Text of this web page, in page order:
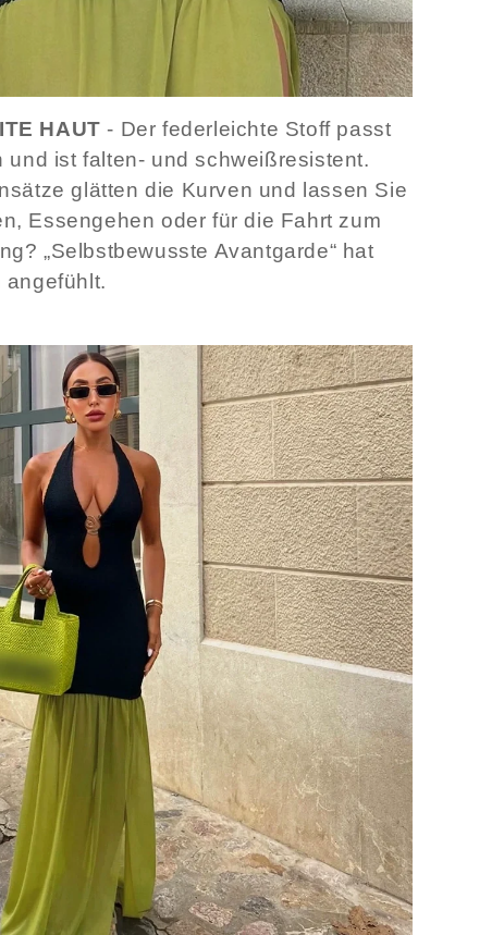
HAUT - Der federleichte Stoff passt
und ist falten- und schweißresistent.
glätten die Kurven und lassen Sie
Essengehen oder für die Fahrt zum
„Selbstbewusste Avantgarde“ hat